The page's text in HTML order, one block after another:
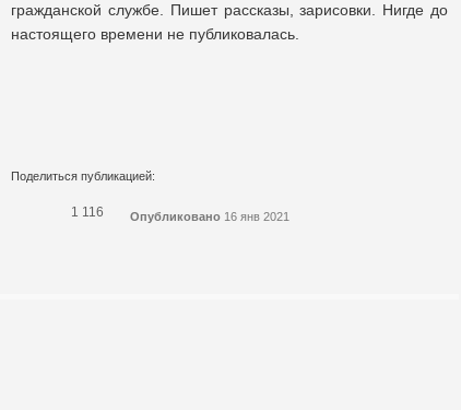
гражданской службе. Пишет рассказы, зарисовки. Нигде до
настоящего времени не публиковалась.
Поделиться публикацией:
1 116 Опубликовано 16 янв 2021